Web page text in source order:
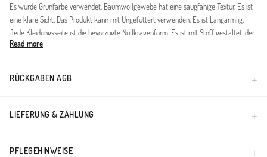
Es wurde Grünfarbe verwendet. Baumwollgewebe hat eine saugfähige Textur. Es ist
eine klare Sicht. Das Produkt kann mit Ungefüttert verwenden. Es ist Langärmlig.
Jede Kleidungsseite ist die bevorzugte Nullkragenform. Es ist mit Stoff gestaltet, der
zu jeder Jahreszeit bevorzugt werden kann. Große Größen Option ist verfügbar.
cm,Elastisch,Einfarbig,Ungefüttert,Saisonal.
Read more
RÜCKGABEN AGB
LIEFERUNG & ZAHLUNG
PFLEGEHINWEISE